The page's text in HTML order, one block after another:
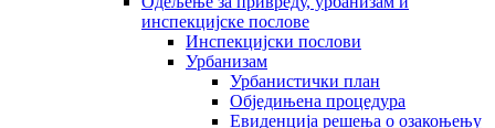
инспекцијске послове
Инспекцијски послови
Урбанизам
Урбанистички план
Обједињена процедура
Евиденција решења о озакоњењу